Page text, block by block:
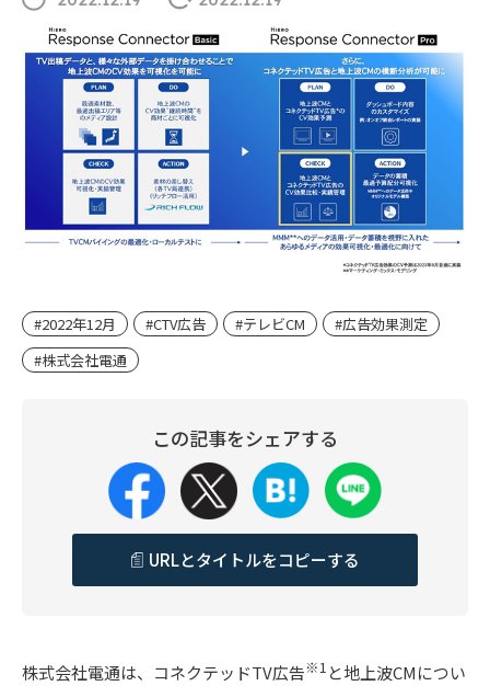
#2022年12月 #CTV広告 #テレビCM
#広告効果測定
#株式会社電通
この記事をシェアする
URLとタイトルをコピーする
株式会社電通は、コネクテッドTV広告※1 と地上波CMについ